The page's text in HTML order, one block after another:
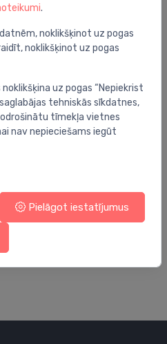
arī interesēt
2500 P, 2500W
.
noklikšķinot uz pogas
noklikšķinot uz pogas
uz pogas “Nepiekrist
tehniskās sīkdatnes,
tīmekļa vietnes
nav nepieciešams iegūt
Pielāgot iestatījumus